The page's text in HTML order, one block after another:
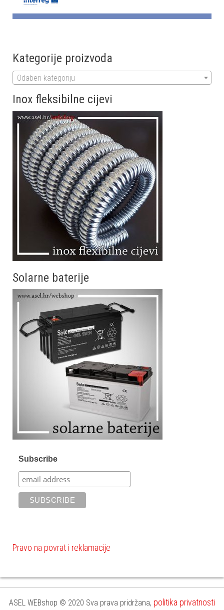
Kategorije proizvoda
Odaberi kategoriju
Inox fleksibilne cijevi
Solarne baterije
Subscribe
Pravo na povrat i reklamacije
ASEL WEBshop © 2020 Sva prava pridržana, politika privatnosti